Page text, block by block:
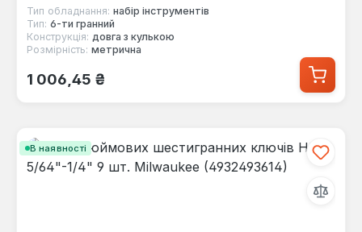
Тип обладнання: набір інструментів
Тип: 6-ти гранний
Конструкція: довга з кулькою
Розмірність: метрична
Звичайна ціна:
1 006,45 ₴
В наявності